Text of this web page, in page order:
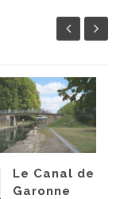
Le Canal de
Garonne